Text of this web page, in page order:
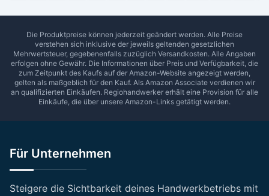
Die Produktpreise können jederzeit geändert werden. Alle Preise
verstehen sich inklusive der jeweils geltenden gesetzlichen
Mehrwertsteuer, gegebenenfalls zuzüglich Versandkosten. Alle Angaben
erfolgen ohne Gewähr. Die Informationen über Preis und Verfügbarkeit, die
zum Zeitpunkt des Kaufs auf der Amazon-Website angezeigt werden,
gelten als maßgeblich für den Kauf. Als Amazon Associate verdienen wir
an qualifizierten Einkäufen. Regiohandwerker erhält eine Provision für alle
Einkäufe, die über unsere Amazon-Links getätigt werden.
Für Unternehmen
Steigere die Sichtbarkeit deines Handwerkbetriebs mit